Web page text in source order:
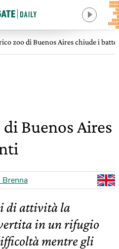
zoo di Buenos Aires chiude i
Buenos Aires
Brenna
di attività la
in un rifugio
mentre gli